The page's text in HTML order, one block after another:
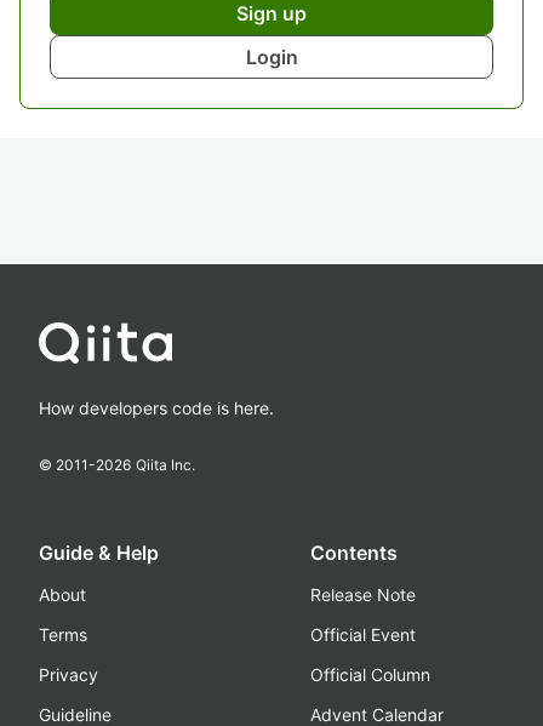
Sign up
Login
How developers code is here.
© 2011-2026 Qiita Inc.
Guide & Help
About
Terms
Privacy
Guideline
Contents
Release Note
Official Event
Official Column
Advent Calendar